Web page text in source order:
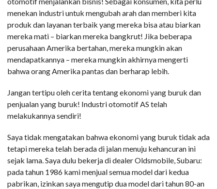
menekan industri untuk mengubah arah dan memberi kita
produk dan layanan terbaik yang mereka bisa atau biarkan
mereka mati – biarkan mereka bangkrut! Jika beberapa
perusahaan Amerika bertahan, mereka mungkin akan
mendapatkannya – mereka mungkin akhirnya mengerti
bahwa orang Amerika pantas dan berharap lebih.
Jangan tertipu oleh cerita tentang ekonomi yang buruk dan
penjualan yang buruk! Industri otomotif AS telah
melakukannya sendiri!
Saya tidak mengatakan bahwa ekonomi yang buruk tidak ada
tetapi mereka telah berada di jalan menuju kehancuran ini
sejak lama. Saya dulu bekerja di dealer Oldsmobile, Subaru:
pada tahun 1986 kami menjual semua model dari kedua
pabrikan, izinkan saya mengutip dua model dari tahun 80-an